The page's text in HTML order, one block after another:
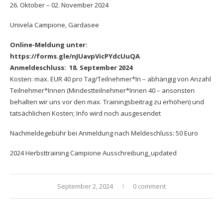
26. Oktober – 02. November 2024
Univela Campione, Gardasee
Online-Meldung unter:
https://forms.gle/nJUavpVicPYdcUuQA
Anmeldeschluss: 18. September 2024
Kosten: max. EUR 40 pro Tag/Teilnehmer*In – abhängig von Anzahl
Teilnehmer*Innen (Mindestteilnehmer*Innen 40 – ansonsten
behalten wir uns vor den max. Trainingsbeitrag zu erhöhen) und
tatsächlichen Kosten; Info wird noch ausgesendet
Nachmeldegebühr bei Anmeldung nach Meldeschluss: 50 Euro
2024 Herbsttraining Campione Ausschreibung_updated
September 2, 2024 0 comment